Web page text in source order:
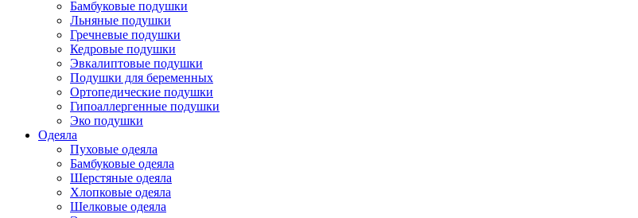
Бамбуковые подушки
Льняные подушки
Гречневые подушки
Кедровые подушки
Эвкалиптовые подушки
Подушки для беременных
Ортопедические подушки
Гипоаллергенные подушки
Эко подушки
Одеяла
Пуховые одеяла
Бамбуковые одеяла
Шерстяные одеяла
Хлопковые одеяла
Шелковые одеяла